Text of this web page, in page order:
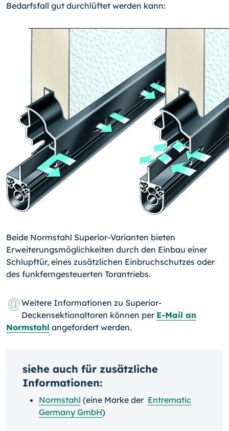
Bedarfsfall gut durchlüftet werden kann:
Beide Normstahl Superior-Varianten bieten
Erweiterungsmöglichkeiten durch den Ein­bau einer
Schlupftür, eines zusätzlichen Einbruchschutzes oder
des funkferngesteuer­ten Torantriebs.
Weitere Informationen zu Superior-
Deckensektionaltoren können per E-Mail an
Normstahl angefordert werden.
siehe auch für zusätzliche
Informationen:
Normstahl (eine Marke der Entrematic
Germany GmbH)